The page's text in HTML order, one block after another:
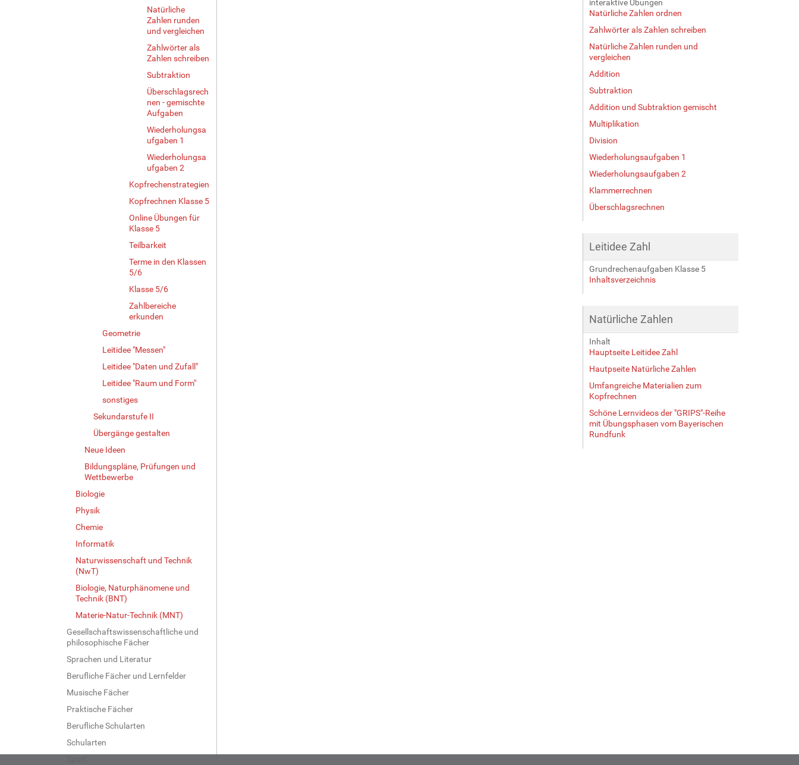
Natürliche
Zahlen runden
und vergleichen
Zahlwörter als
Zahlen schreiben
Subtraktion
Überschlagsrech
nen - gemischte
Aufgaben
Wiederholungsa
ufgaben 1
Wiederholungsa
ufgaben 2
Kopfrechenstrategien
Kopfrechnen Klasse 5
Online Übungen für
Klasse 5
Teilbarkeit
Terme in den Klassen
5/6
Klasse 5/6
Zahlbereiche
erkunden
Geometrie
Leitidee "Messen"
Leitidee "Daten und Zufall"
Leitidee "Raum und Form"
sonstiges
Sekundarstufe II
Übergänge gestalten
Neue Ideen
Bildungspläne, Prüfungen und
Wettbewerbe
Biologie
Physik
Chemie
Informatik
Naturwissenschaft und Technik
(NwT)
Biologie, Naturphänomene und
Technik (BNT)
Materie-Natur-Technik (MNT)
Gesellschaftswissenschaftliche und
philosophische Fächer
Sprachen und Literatur
Berufliche Fächer und Lernfelder
Musische Fächer
Praktische Fächer
Berufliche Schularten
Schularten
interaktive Übungen
Natürliche Zahlen ordnen
Zahlwörter als Zahlen schreiben
Natürliche Zahlen runden und
vergleichen
Addition
Subtraktion
Addition und Subtraktion gemischt
Multiplikation
Division
Wiederholungsaufgaben 1
Wiederholungsaufgaben 2
Klammerrechnen
Überschlagsrechnen
Leitidee Zahl
Grundrechenaufgaben Klasse 5
Inhaltsverzeichnis
Natürliche Zahlen
Inhalt
Hauptseite Leitidee Zahl
Hautpseite Natürliche Zahlen
Umfangreiche Materialien zum
Kopfrechnen
Schöne Lernvideos der "GRIPS"-Reihe
mit Übungsphasen vom Bayerischen
Rundfunk